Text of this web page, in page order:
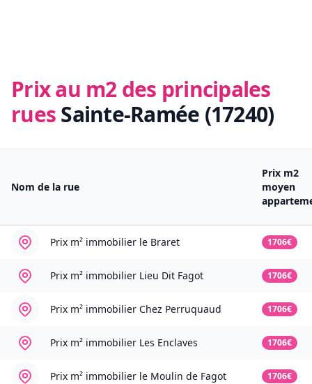
Prix au m2 des principales
ruesSainte-Ramée (17240)
Nom de la rue
Prix m2
moyen
Prix m² immobilier le Braret 1706€
Prix m² immobilier Lieu Dit Fagot 1706€
Prix m² immobilier Chez Perruquaud 1706€
Prix m² immobilier Les Enclaves 1706€
Prix m² immobilier le Moulin de Fagot 1706€